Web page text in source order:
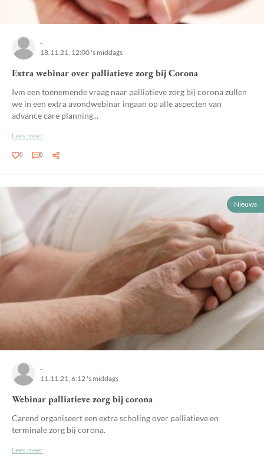
-
18.11.21, 12:00 's middags
Extra webinar over palliatieve zorg bij Corona
Ivm een toenemende vraag naar palliatieve zorg bij corona zullen
we in een extra avondwebinar ingaan op alle aspecten van
advance care planning...
Lees meer
0 0
Nieuws
-
11.11.21, 6:12 's middags
Webinar palliatieve zorg bij corona
Carend organiseert een extra scholing over palliatieve en
terminale zorg bij corona.
Lees meer